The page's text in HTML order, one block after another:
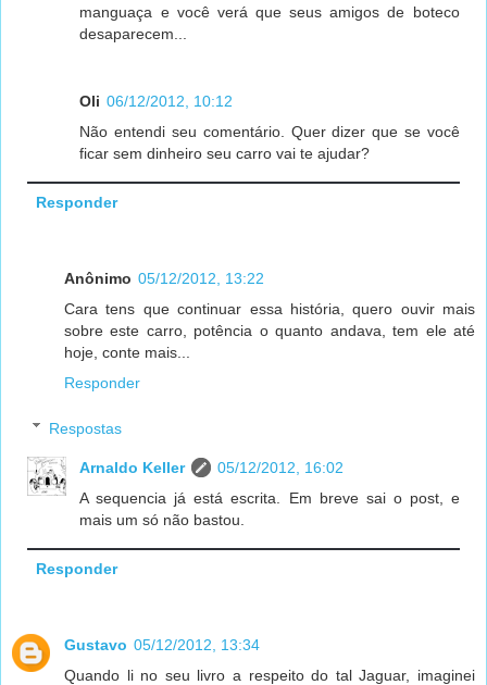
manguaça e você verá que seus amigos de boteco
desaparecem...
Oli 06/12/2012, 10:12
Não entendi seu comentário. Quer dizer que se você
ficar sem dinheiro seu carro vai te ajudar?
Responder
Anônimo 05/12/2012, 13:22
Cara tens que continuar essa história, quero ouvir mais
sobre este carro, potência o quanto andava, tem ele até
hoje, conte mais...
Responder
Respostas
Arnaldo Keller
05/12/2012, 16:02
A sequencia já está escrita. Em breve sai o post, e
mais um só não bastou.
Responder
Gustavo 05/12/2012, 13:34
Quando li no seu livro a respeito do tal Jaguar, imaginei